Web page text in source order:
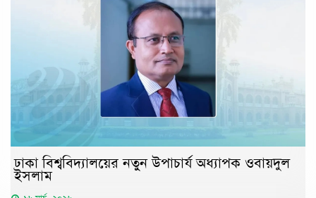
ঢাকা বিশ্ববিদ্যালয়ের নতুন উপাচার্য অধ্যাপক ওবায়দুল
ইসলাম